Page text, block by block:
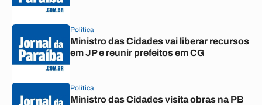
Política
Ministro das Cidades vai liberar recursos
em JP e reunir prefeitos em CG
Política
Ministro das Cidades visita obras na PB